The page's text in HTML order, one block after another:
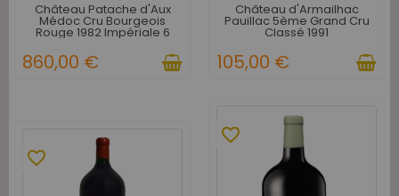
Château Patache d'Aux
Médoc Cru Bourgeois
Rouge 1982 Impériale 6
d'1 Impériale
860,00 €
Château d'Armailhac
Pauillac 5ème Grand Cru
Classé 1991
105,00 €
favorite_border
favorite_border